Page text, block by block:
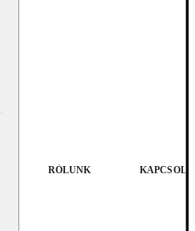
RÓLUNK